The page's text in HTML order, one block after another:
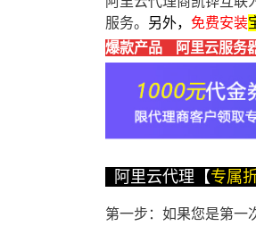
服务。 另外， 免费安装
爆款产品 阿里云服务
阿里云代理【专属
第一步：如果您是第一